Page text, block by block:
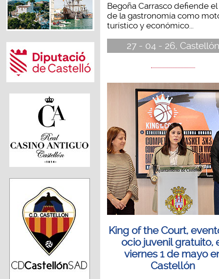
Begoña Carrasco defiende
de la gastronomía como
turístico y económico...
27 - 04 - 26, Castellón
King of the Court,
ocio juvenil gratuito,
viernes 1 de mayo
Castellón